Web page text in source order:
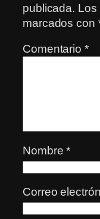
publicada. Los
marcados con
Comentario *
Nombre*
Correo